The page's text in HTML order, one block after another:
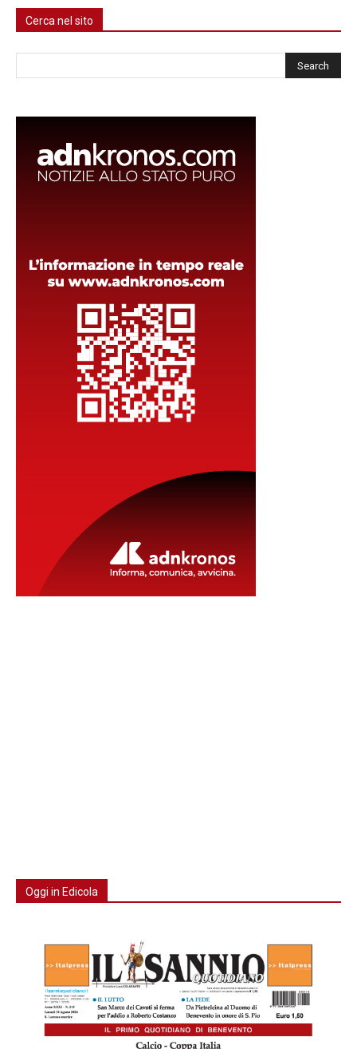
Cerca nel sito
Oggi in Edicola